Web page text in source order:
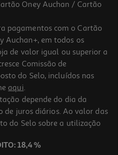
Saco Stand Up 1kg
Oney Auchan / Cartão
pagamentos com o Cartão
Auchan+, em todos os
de valor igual ou superior a
Comissão de
do Selo, incluídos nas
aqui.
depende do dia da
de juros diários. Ao valor das
do Selo sobre a utilização
18,4 %